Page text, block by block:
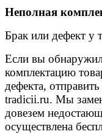
Неполная
Брак или дефект у
Если вы
комплектацию
дефекта,
tradicii.ru. Мы
довезем
осуществлена